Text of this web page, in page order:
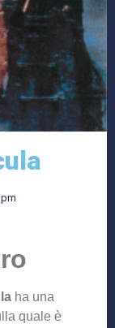
ha una
quale è